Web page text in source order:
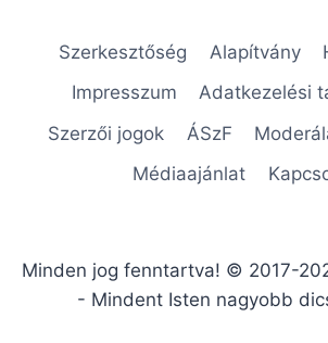
Szerkesztőség Alapítvány
Impresszum
Adatkezelési
Szerzői jogok
ÁSzF
Médiaajánlat
Minden jog fenntartva! © 2017-
- Mindent Isten nagyobb